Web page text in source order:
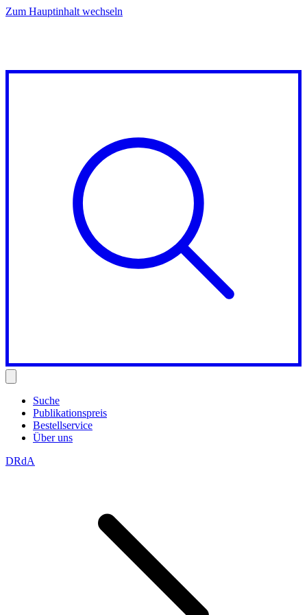
Zum Hauptinhalt wechseln
Suche
Publikationspreis
Bestellservice
Über uns
DRdA